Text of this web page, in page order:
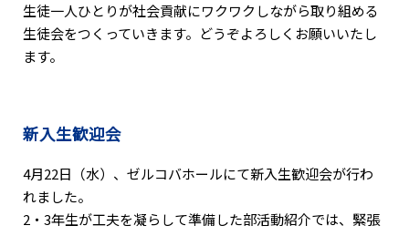
生徒一人ひとりが社会貢献にワクワクしながら取り組める
生徒会をつくっていきます。どうぞよろしくお願いいたし
ます。
新入生歓迎会
4月22日（水）、ゼルコバホールにて新入生歓迎会が行わ
れました。
2・3年生が工夫を凝らして準備した部活動紹介では、緊張